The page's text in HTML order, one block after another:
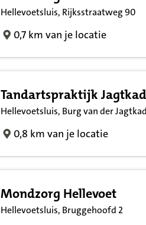
Hellevoetsluis, Rijksstraatweg 90
0,7 km van je locatie
Tandartspraktijk
Hellevoetsluis, Burg van der
0,8 km van je locatie
Mondzorg Hellevoet
Hellevoetsluis, Bruggehoofd 2